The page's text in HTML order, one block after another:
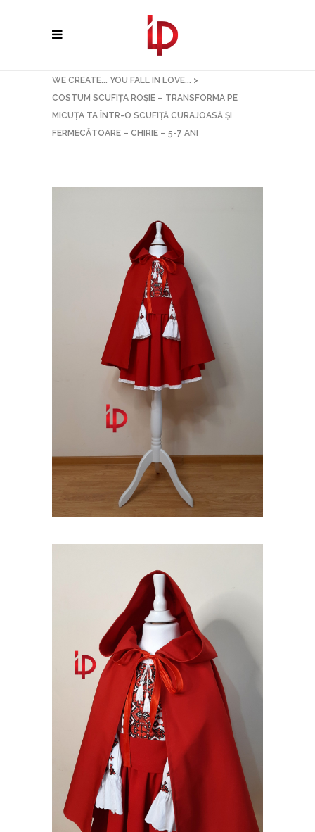
WE CREATE... YOU FALL IN LOVE... >
COSTUM SCUFIȚA ROȘIE – TRANSFORMA PE
MICUȚA TA ÎNTR-O SCUFIȚĂ CURAJOASĂ ȘI
FERMECĂTOARE – CHIRIE – 5-7 ANI